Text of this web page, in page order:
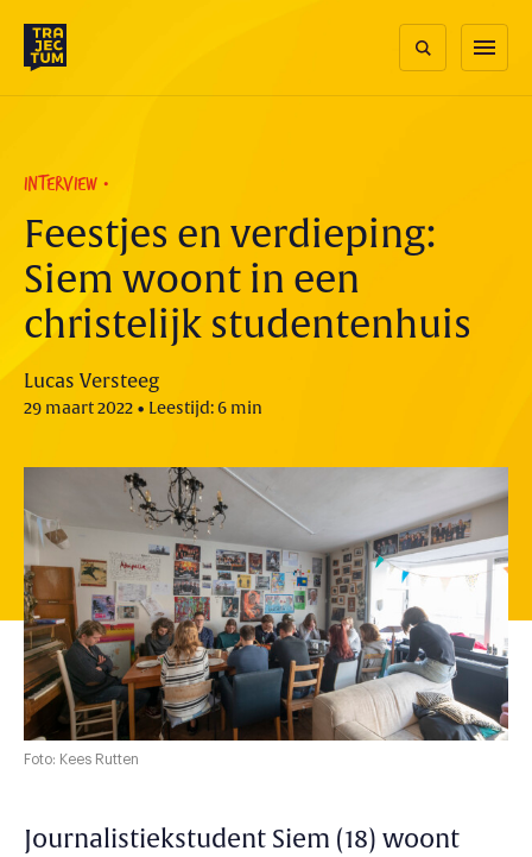
content
menu
INTERVIEW
Feestjes en verdieping:
Siem woont in een
christelijk studentenhuis
Lucas Versteeg
29 maart 2022 • Leestijd: 6 min
Foto: Kees Rutten
Journalistiekstudent Siem (18) woont